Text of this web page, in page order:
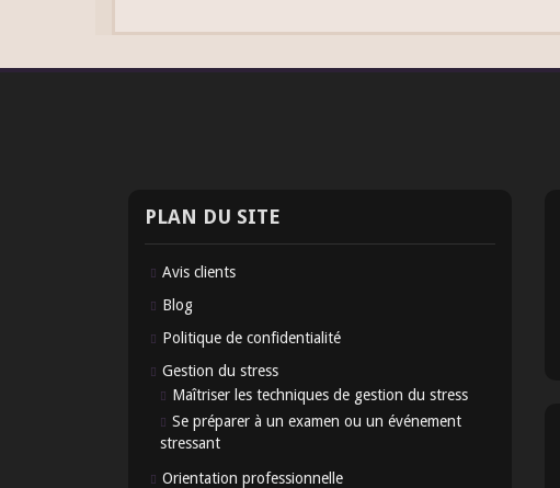
PLAN DU SITE
Avis clients
Blog
Politique de confidentialité
Gestion du stress
Maîtriser les techniques de gestion du stress
Se préparer à un examen ou un événement
stressant
Orientation professionnelle